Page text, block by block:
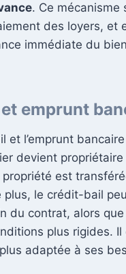
. Ce mécanisme
des loyers, et
immédiate du
emprunt
l’emprunt
devient
est
plus, le crédit-bail
du contrat, alors
plus rigides. Il
adaptée à ses